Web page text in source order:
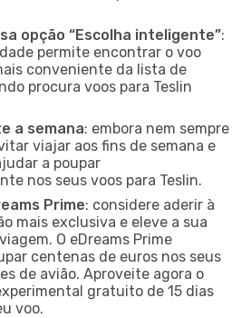
opção “Escolha inteligente”:
permite encontrar o voo
conveniente da lista de
procura voos para Teslin
a semana: embora nem sempre
viajar aos fins de semana e
a poupar
nos seus voos para Teslin.
Prime: considere aderir à
mais exclusiva e eleve a sua
O eDreams Prime
centenas de euros nos seus
de avião. Aproveite agora o
gratuito de 15 dias
voo.